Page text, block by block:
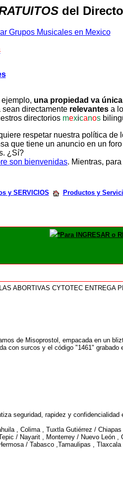
del
ejemplo, una propiedad va
directamente relevantes a
directorios mexicanos
respetar nuestra política de
que tiene un anuncio en un
¿Sí?
son bienvenidas. Mientras,
y SERVICIOS
Productos y
*Para INGRESAR o
ABORTIVAS CYTOTEC ENTREGA
de Misoprostol, empacada en un
con surcos y el código "1461" grabado
seguridad, rapidez y confidencialidad
, Colima , Tuxtla Gutiérrez / Chiapas
/ Nayarit , Monterrey / Nuevo León ,
/ Tabasco ,Tamaulipas ,